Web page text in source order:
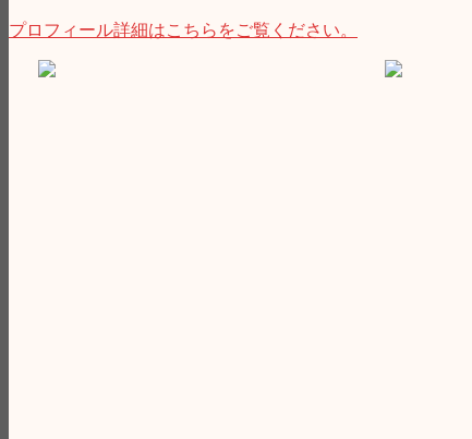
Ｓ
プロフィール詳細はこちらをご覧ください。